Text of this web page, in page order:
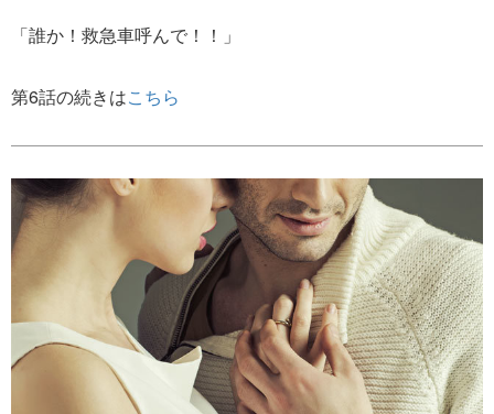
「誰か！救急車呼んで！！」
第6話の続きはこちら